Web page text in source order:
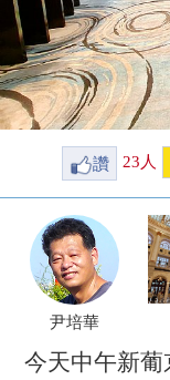
讚 23 人
尹培華
今天中午新